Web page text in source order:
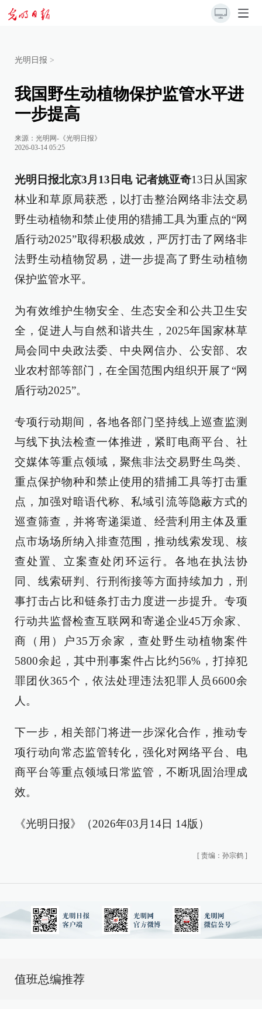
光明日报 >
我国野生动植物保护监管水平进
一步提高
来源： 光明网-《光明日报》
2026-03-14 05:25
光明日报北京3月13日电 记者姚亚奇13日从国家
林业和草原局获悉，以打击整治网络非法交易
野生动植物和禁止使用的猎捕工具为重点的“网
盾行动2025”取得积极成效，严厉打击了网络非
法野生动植物贸易，进一步提高了野生动植物
保护监管水平。
为有效维护生物安全、生态安全和公共卫生安
全，促进人与自然和谐共生，2025年国家林草
局会同中央政法委、中央网信办、公安部、农
业农村部等部门，在全国范围内组织开展了“网
盾行动2025”。
专项行动期间，各地各部门坚持线上巡查监测
与线下执法检查一体推进，紧盯电商平台、社
交媒体等重点领域，聚焦非法交易野生鸟类、
重点保护物种和禁止使用的猎捕工具等打击重
点，加强对暗语代称、私域引流等隐蔽方式的
巡查筛查，并将寄递渠道、经营利用主体及重
点市场场所纳入排查范围，推动线索发现、核
查处置、立案查处闭环运行。各地在执法协
同、线索研判、行刑衔接等方面持续加力，刑
事打击占比和链条打击力度进一步提升。专项
行动共监督检查互联网和寄递企业45万余家、
商（用）户35万余家，查处野生动植物案件
5800余起，其中刑事案件占比约56%，打掉犯
罪团伙365个，依法处理违法犯罪人员6600余
人。
下一步，相关部门将进一步深化合作，推动专
项行动向常态监管转化，强化对网络平台、电
商平台等重点领域日常监管，不断巩固治理成
效。
《光明日报》（2026年03月14日 14版）
[ 责编：孙宗鹤 ]
值班总编推荐